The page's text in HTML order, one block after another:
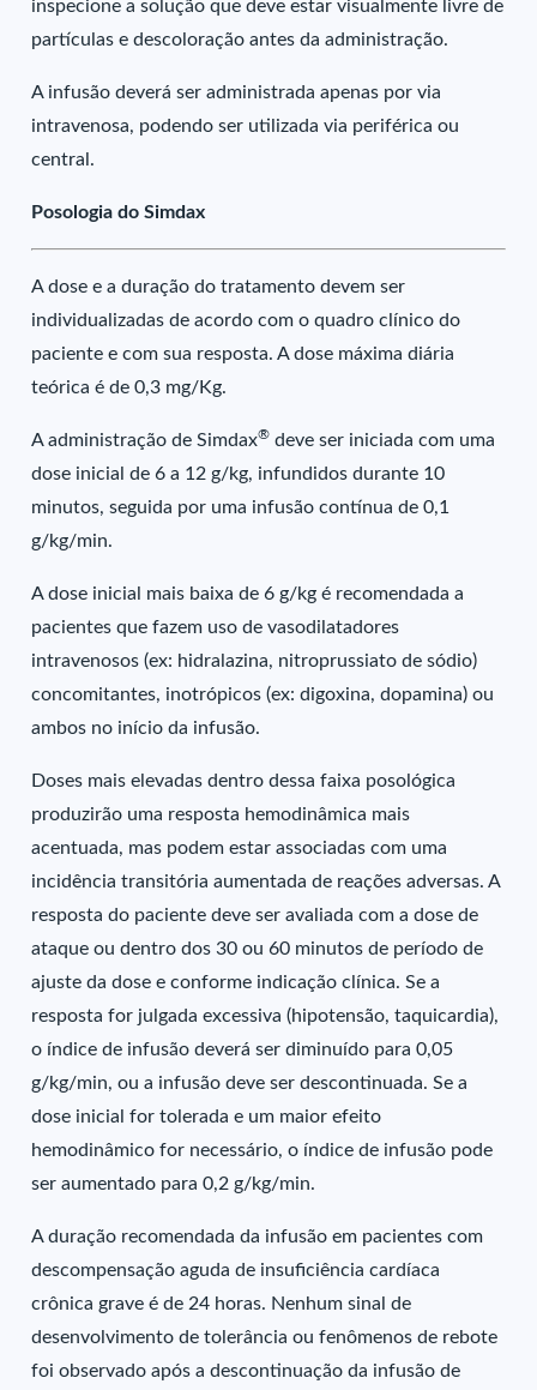
inspecione a solução que deve estar visualmente livre de
partículas e descoloração antes da administração.
A infusão deverá ser administrada apenas por via
intravenosa, podendo ser utilizada via periférica ou
central.
Posologia do Simdax
A dose e a duração do tratamento devem ser
individualizadas de acordo com o quadro clínico do
paciente e com sua resposta. A dose máxima diária
teórica é de 0,3 mg/Kg.
A administração de Simdax® deve ser iniciada com uma
dose inicial de 6 a 12 g/kg, infundidos durante 10
minutos, seguida por uma infusão contínua de 0,1
g/kg/min.
A dose inicial mais baixa de 6 g/kg é recomendada a
pacientes que fazem uso de vasodilatadores
intravenosos (ex: hidralazina, nitroprussiato de sódio)
concomitantes, inotrópicos (ex: digoxina, dopamina) ou
ambos no início da infusão.
Doses mais elevadas dentro dessa faixa posológica
produzirão uma resposta hemodinâmica mais
acentuada, mas podem estar associadas com uma
incidência transitória aumentada de reações adversas. A
resposta do paciente deve ser avaliada com a dose de
ataque ou dentro dos 30 ou 60 minutos de período de
ajuste da dose e conforme indicação clínica. Se a
resposta for julgada excessiva (hipotensão, taquicardia),
o índice de infusão deverá ser diminuído para 0,05
g/kg/min, ou a infusão deve ser descontinuada. Se a
dose inicial for tolerada e um maior efeito
hemodinâmico for necessário, o índice de infusão pode
ser aumentado para 0,2 g/kg/min.
A duração recomendada da infusão em pacientes com
descompensação aguda de insuficiência cardíaca
crônica grave é de 24 horas. Nenhum sinal de
desenvolvimento de tolerância ou fenômenos de rebote
foi observado após a descontinuação da infusão de